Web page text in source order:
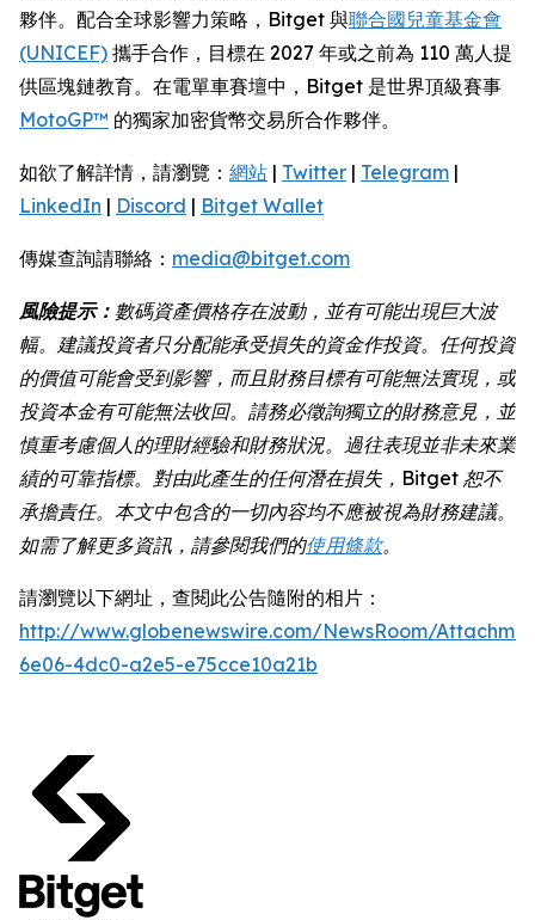
夥伴。配合全球影響力策略，Bitget 與聯合國兒童基金會
(UNICEF) 攜手合作，目標在 2027 年或之前為 110 萬人提
供區塊鏈教育。在電單車賽壇中，Bitget 是世界頂級賽事
MotoGP™ 的獨家加密貨幣交易所合作夥伴。
如欲了解詳情，請瀏覽： 網站 | Twitter | Telegram |
LinkedIn | Discord | Bitget Wallet
傳媒查詢請聯絡： media@bitget.com
風險提示： 數碼資產價格存在波動，並有可能出現巨大波
幅。建議投資者只分配能承受損失的資金作投資。任何投資
的價值可能會受到影響，而且財務目標有可能無法實現，或
投資本金有可能無法收回。請務必徵詢獨立的財務意見，並
慎重考慮個人的理財經驗和財務狀況。過往表現並非未來業
績的可靠指標。對由此產生的任何潛在損失，Bitget 恕不
承擔責任。本文中包含的一切內容均不應被視為財務建議。
如需了解更多資訊，請參閱我們的使用條款。
請瀏覽以下網址，查閱此公告隨附的相片：
http://www.globenewswire.com/NewsRoom/
6e06-4dc0-a2e5-e75cce10a21b